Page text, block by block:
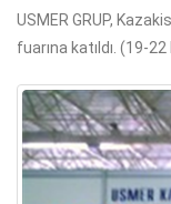
USMER GRUP,
fuarına katıldı. (19-